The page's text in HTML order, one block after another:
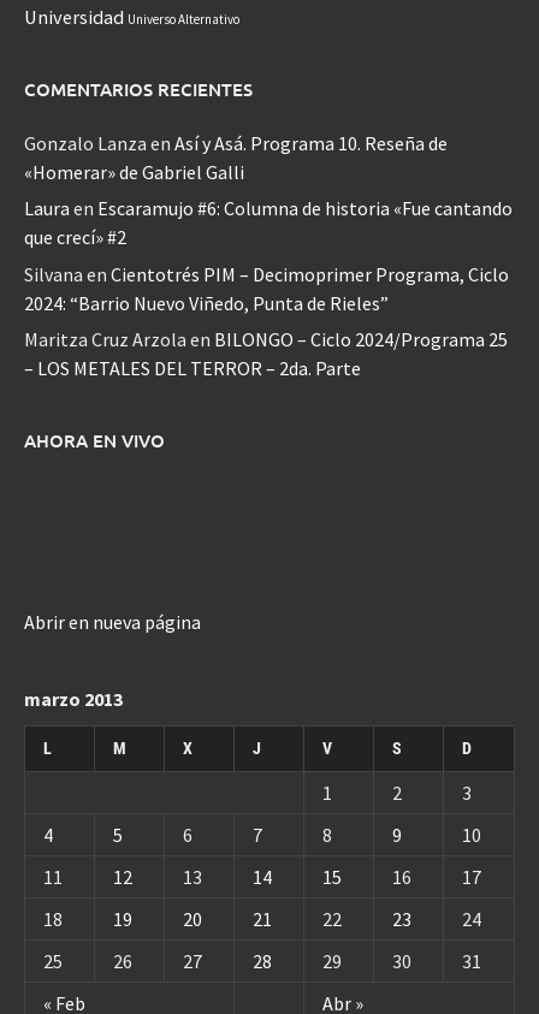
Universidad Universo Alternativo
COMENTARIOS RECIENTES
Gonzalo Lanza en Así y Asá. Programa 10. Reseña de
«Homerar» de Gabriel Galli
Laura en Escaramujo #6: Columna de historia «Fue cantando
que crecí» #2
Silvana en Cientotrés PIM – Decimoprimer Programa, Ciclo
2024: “Barrio Nuevo Viñedo, Punta de Rieles”
Maritza Cruz Arzola en BILONGO – Ciclo 2024/Programa 25
– LOS METALES DEL TERROR – 2da. Parte
AHORA EN VIVO
Abrir en nueva página
marzo 2013
L M X J V S D
« Feb Abr »
1 2
3
4
5 6 7 8 9
10
11
12 13 14 15 16
17
18
19 20 21 22 23
24
25
26 27 28 29 30 31